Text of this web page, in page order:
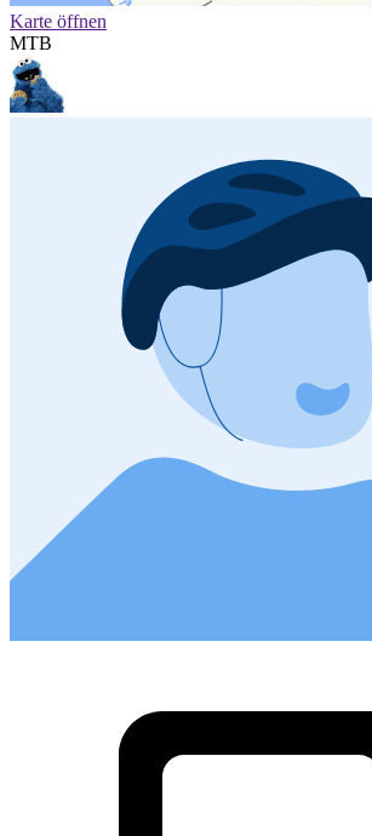
Karte öffnen
MTB